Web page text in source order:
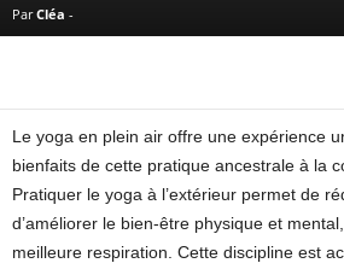
Par Cléa -
Le yoga en plein air offre une expérience
bienfaits de cette pratique ancestrale à la
Pratiquer le yoga à l’extérieur permet de
d’améliorer le bien-être physique et
meilleure respiration. Cette discipline est